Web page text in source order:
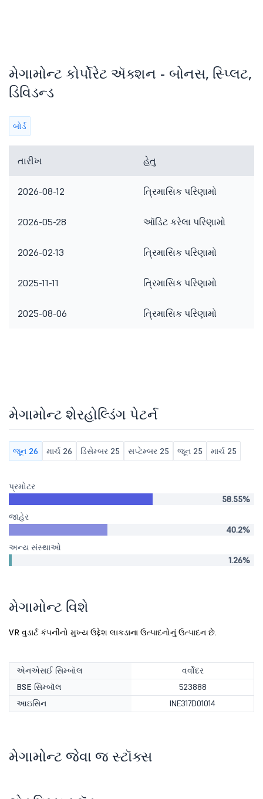
મેગામોન્ટ કોર્પોરેટ ઍક્શન - બોનસ, સ્પ્લિટ,
ડિવિડન્ડ
બોર્ડ
તારીખ હેતુ
2026-08-12 ત્રિમાસિક પરિણામો
2026-05-28 ઑડિટ કરેલા પરિણામો
2026-02-13 ત્રિમાસિક પરિણામો
2025-11-11 ત્રિમાસિક પરિણામો
2025-08-06 ત્રિમાસિક પરિણામો
મેગામોન્ટ શેરહોલ્ડિંગ પેટર્ન
જૂન 26 માર્ચ 26 ડિસેમ્બર 25 સપ્ટેમ્બર 25 જૂન 25 માર્ચ 25
પ્રમોટર
58.55%
જાહેર
40.2%
અન્ય સંસ્થાઓ
1.26%
મેગામોન્ટ વિશે
VR વુડાર્ટ કંપનીનો મુખ્ય ઉદ્દેશ લાકડાના ઉત્પાદનોનું ઉત્પાદન છે.
એનએસઈ સિમ્બૉલ
વર્વોદર
BSE સિમ્બૉલ
523888
આઇસિન
INE317D01014
મેગામોન્ટ જેવા જ સ્ટૉક્સ